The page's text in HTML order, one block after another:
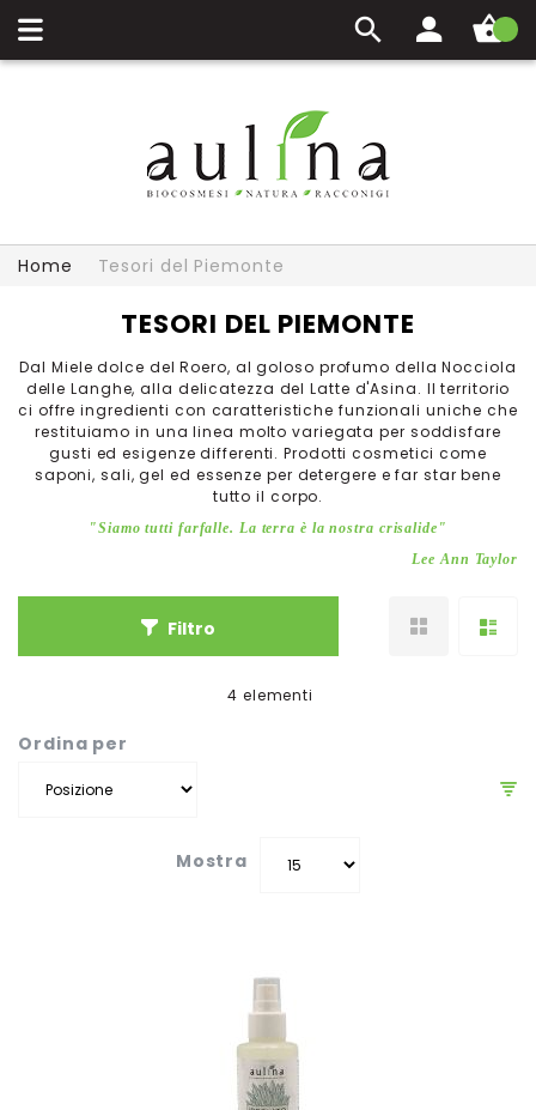
Carrello
Home Tesori del Piemonte
TESORI DEL PIEMONTE
Dal Miele dolce del Roero, al goloso profumo della Nocciola
delle Langhe, alla delicatezza del Latte d'Asina. Il territorio
ci offre ingredienti con caratteristiche funzionali uniche che
restituiamo in una linea molto variegata per soddisfare
gusti ed esigenze differenti. Prodotti cosmetici come
saponi, sali, gel ed essenze per detergere e far star bene
tutto il corpo.
"Siamo tutti farfalle. La terra è la nostra crisalide"
Lee Ann Taylor
Filtro
Ordina per
4 elementi
Mostra